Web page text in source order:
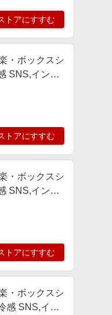
トアにすすむ
・ボックスシ
SNS,インテ
トアにすすむ
・ボックスシ
SNS,インテ
トアにすすむ
・ボックスシ
感 SNS,イン